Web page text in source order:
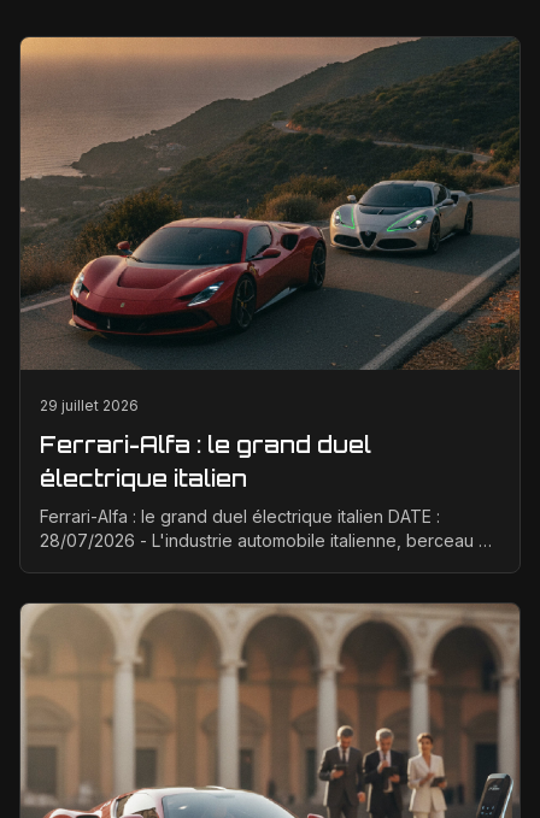
29 juillet 2026
Ferrari-Alfa : le grand duel
électrique italien
Ferrari-Alfa : le grand duel électrique italien DATE :
28/07/2026 - L'industrie automobile italienne, berceau de